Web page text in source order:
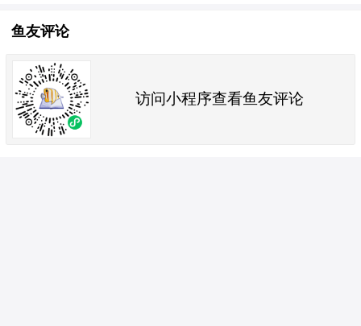
鱼友评论
访问小程序查看鱼友评论